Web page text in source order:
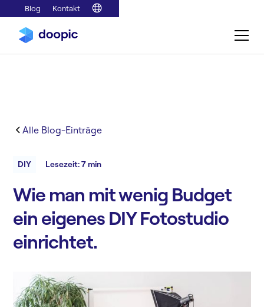
Blog Kontakt
Alle Blog-Einträge
DIY Lesezeit: 7 min
Wie man mit wenig Budget
ein eigenes DIY Fotostudio
einrichtet.